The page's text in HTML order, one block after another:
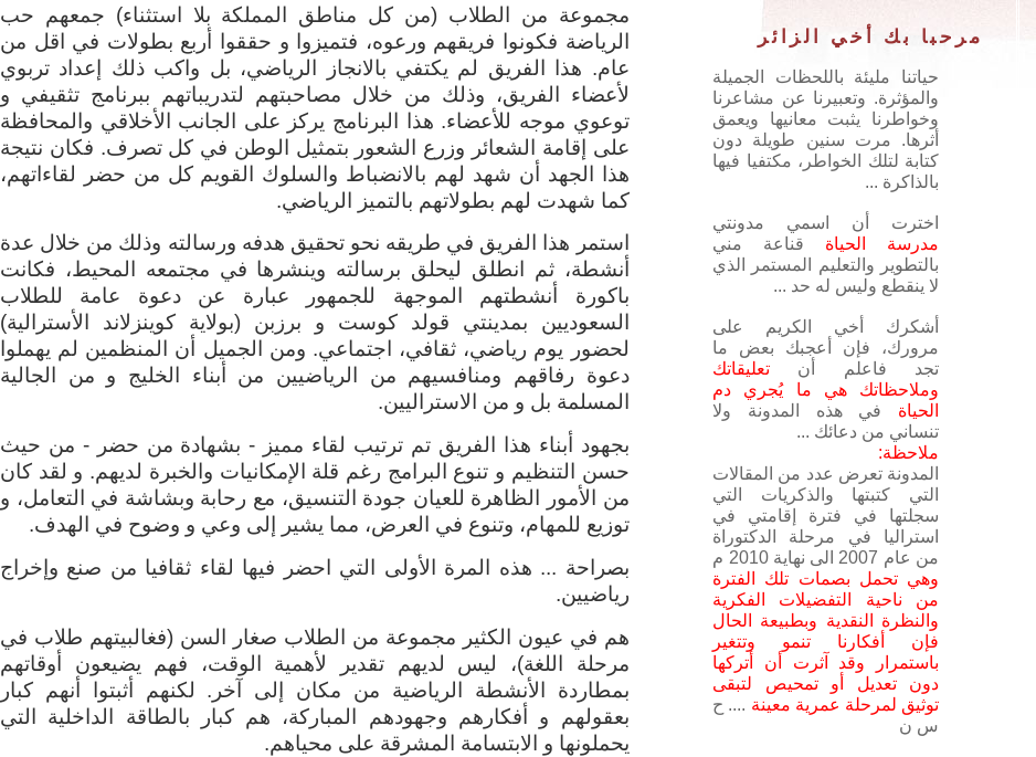
مجموعة من الطلاب (من كل مناطق المملكة بلا استثناء) جمعهم حب
الرياضة فكونوا فريقهم ورعوه، فتميزوا و حققوا أربع بطولات في اقل من
عام. هذا الفريق لم يكتفي بالانجاز الرياضي، بل واكب ذلك إعداد تربوي
لأعضاء الفريق، وذلك من خلال مصاحبتهم لتدريباتهم ببرنامج تثقيفي و
توعوي موجه للأعضاء. هذا البرنامج يركز على الجانب الأخلاقي والمحافظة
على إقامة الشعائر وزرع الشعور بتمثيل الوطن في كل تصرف. فكان نتيجة
هذا الجهد أن شهد لهم بالانضباط والسلوك القويم كل من حضر لقاءاتهم،
كما شهدت لهم بطولاتهم بالتميز الرياضي.
استمر هذا الفريق في طريقه نحو تحقيق هدفه ورسالته وذلك من خلال عدة
أنشطة، ثم انطلق ليحلق برسالته وينشرها في مجتمعه المحيط، فكانت
باكورة أنشطتهم الموجهة للجمهور عبارة عن دعوة عامة للطلاب
السعوديين بمدينتي قولد كوست و برزبن (بولاية كوينزلاند الأسترالية)
لحضور يوم رياضي، ثقافي، اجتماعي. ومن الجميل أن المنظمين لم يهملوا
دعوة رفاقهم ومنافسيهم من الرياضيين من أبناء الخليج و من الجالية
المسلمة بل و من الاستراليين.
بجهود أبناء هذا الفريق تم ترتيب لقاء مميز - بشهادة من حضر - من حيث
حسن التنظيم و تنوع البرامج رغم قلة الإمكانيات والخبرة لديهم. و لقد كان
من الأمور الظاهرة للعيان جودة التنسيق، مع رحابة وبشاشة في التعامل، و
توزيع للمهام، وتنوع في العرض، مما يشير إلى وعي و وضوح في الهدف.
بصراحة ... هذه المرة الأولى التي احضر فيها لقاء ثقافيا من صنع وإخراج
رياضيين.
هم في عيون الكثير مجموعة من الطلاب صغار السن (فغالبيتهم طلاب في
مرحلة اللغة)، ليس لديهم تقدير لأهمية الوقت، فهم يضيعون أوقاتهم
بمطاردة الأنشطة الرياضية من مكان إلى آخر. لكنهم أثبتوا أنهم كبار
بعقولهم و أفكارهم وجهودهم المباركة، هم كبار بالطاقة الداخلية التي
يحملونها و الابتسامة المشرقة على محياهم.
مرحبا بك أخي الزائر
حياتنا مليئة باللحظات الجميلة
والمؤثرة. وتعبيرنا عن مشاعرنا
وخواطرنا يثبت معانيها ويعمق
أثرها. مرت سنين طويلة دون
كتابة لتلك الخواطر، مكتفيا فيها
بالذاكرة ...
اخترت أن اسمي مدونتي
مدرسة الحياة
قناعة مني
بالتطوير والتعليم المستمر الذي
لا ينقطع وليس له حد ...
أشكرك أخي الكريم على
مرورك، فإن أعجبك بعض ما
تجد
فاعلم أن
تعليقاتك
وملاحظاتك هي
ما يُجري دم
الحياة
في هذه المدونة ولا
تنساني من دعائك ...
ملاحظة:
المدونة تعرض عدد من المقالات
التي كتبتها والذكريات التي
سجلتها في فترة إقامتي في
استراليا في مرحلة الدكتوراة
من عام 2007 الى نهاية 2010 م
وهي تحمل بصمات تلك الفترة
من ناحية التفضيلات الفكرية
والنظرة النقدية وبطبيعة الحال
فإن أفكارنا تنمو وتتغير
باستمرار وقد آثرت أن أتركها
دون تعديل أو تمحيص لتبقى
توثيق لمرحلة عمرية معينة .... ح
س ن